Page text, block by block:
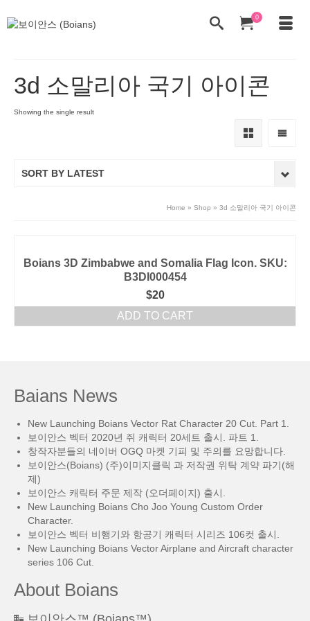
0
3d 소말리아 국기 아이콘
Showing the single result
SORT BY LATEST
Home » Shop » 3d 소말리아 국기 아이콘
Boians 3D Zimbabwe and Somalia Flag Icon. SKU:
B3DI000454
$20
ADD TO CART
Baians News
New Launching Boians Vector Rat Character 20 Cut. Part 1.
보이안스 벡터 2020년 쥐 캐릭터 20세트 출시. 파트 1.
창작자분들의 네이버 OGQ 마켓 기피 및 주의를 요망합니다.
보이안스(Boians) (주)이미지클릭 과 저작권 위탁 계약 파기(해
제)
보이안스 캐릭터 주문 제작 (오더페이지) 출시.
New Launching Boians Cho Joo Young Custom Order
Character.
보이안스 벡터 비행기와 항공기 캐릭터 시리즈 106컷 출시.
New Launching Boians Vector Airplane and Aircraft character
series 106 Cut.
About Boians